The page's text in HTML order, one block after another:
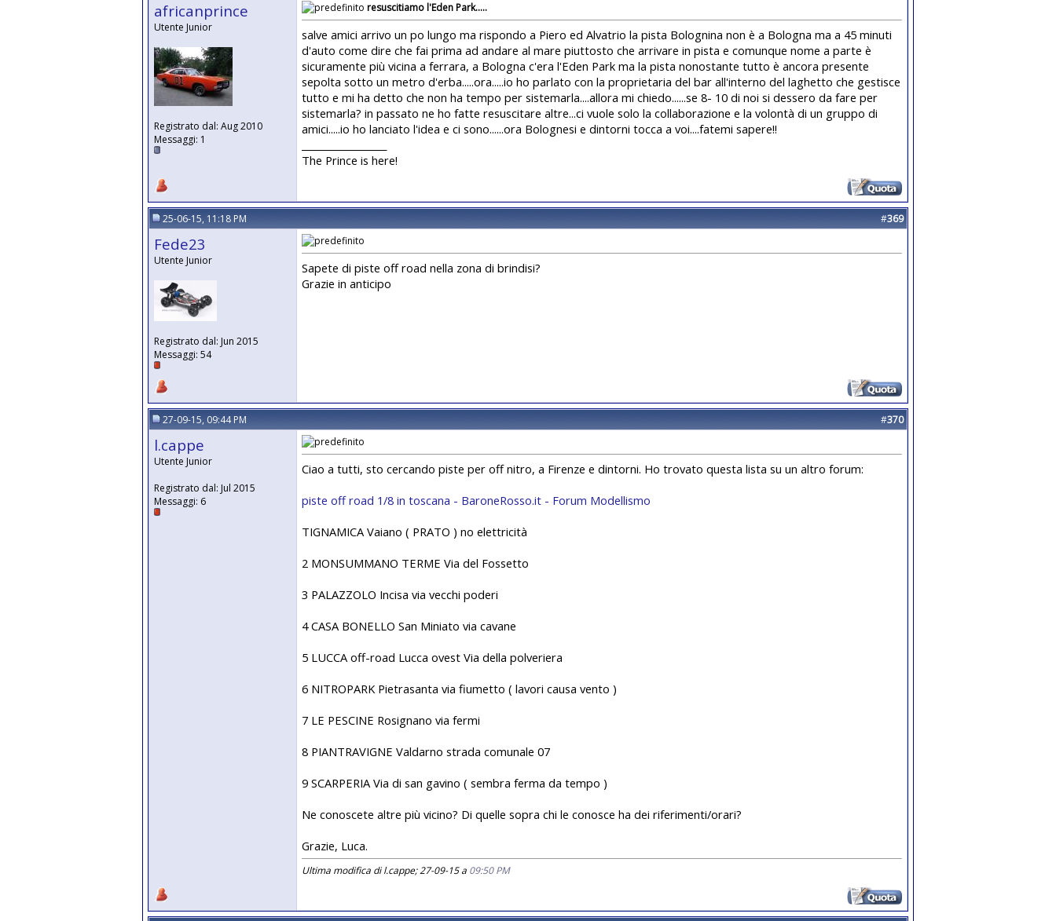
africanprince
Utente Junior
Registrato dal: Aug 2010
Messaggi: 1
resuscitiamo l'Eden Park.....
salve amici arrivo un po lungo ma rispondo a Piero ed Alvatrio la pista Bolognina non è a Bologna ma a 45 minuti
d'auto come dire che fai prima ad andare al mare piuttosto che arrivare in pista e comunque nome a parte è
sicuramente più vicina a ferrara, a Bologna c'era l'Eden Park ma la pista nonostante tutto è ancora presente
sepolta sotto un metro d'erba.....ora.....io ho parlato con la proprietaria del bar all'interno del laghetto che gestisce
tutto e mi ha detto che non ha tempo per sistemarla....allora mi chiedo......se 8- 10 di noi si dessero da fare per
sistemarla? in passato ne ho fatte resuscitare altre...ci vuole solo la collaborazione e la volontà di un gruppo di
amici.....io ho lanciato l'idea e ci sono......ora Bolognesi e dintorni tocca a voi....fatemi sapere!!
The Prince is here!
25-06-15, 11:18 PM #369
Fede23
Utente Junior
Registrato dal: Jun 2015
Messaggi: 54
Sapete di piste off road nella zona di brindisi?
Grazie in anticipo
27-09-15, 09:44 PM #370
l.cappe
Utente Junior
Registrato dal: Jul 2015
Messaggi: 6
Ciao a tutti, sto cercando piste per off nitro, a Firenze e dintorni. Ho trovato questa lista su un altro forum:
piste off road 1/8 in toscana - BaroneRosso.it - Forum Modellismo
TIGNAMICA Vaiano ( PRATO ) no elettricità
2 MONSUMMANO TERME Via del Fossetto
3 PALAZZOLO Incisa via vecchi poderi
4 CASA BONELLO San Miniato via cavane
5 LUCCA off-road Lucca ovest Via della polveriera
6 NITROPARK Pietrasanta via fiumetto ( lavori causa vento )
7 LE PESCINE Rosignano via fermi
8 PIANTRAVIGNE Valdarno strada comunale 07
9 SCARPERIA Via di san gavino ( sembra ferma da tempo )
Ne conoscete altre più vicino? Di quelle sopra chi le conosce ha dei riferimenti/orari?
Grazie, Luca.
Ultima modifica di l.cappe; 27-09-15 a 09:50 PM